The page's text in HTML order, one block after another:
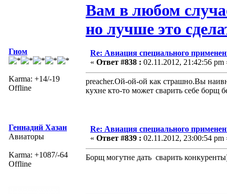
Вам в любом
но лучше это
Гном
Karma: +14/-19
Offline
Re: Авиация специального
« Ответ #838 : 02.11.2012, 21:42:56 pm
preacher.Ой-ой-ой как страшно.Вы
кухне кто-то может сварить себе борщ
Геннадий Хазан
Авиаторы
Karma: +1087/-64
Offline
Re: Авиация специального
« Ответ #839 : 02.11.2012, 23:00:54 pm
Борщ могутне дать сварить